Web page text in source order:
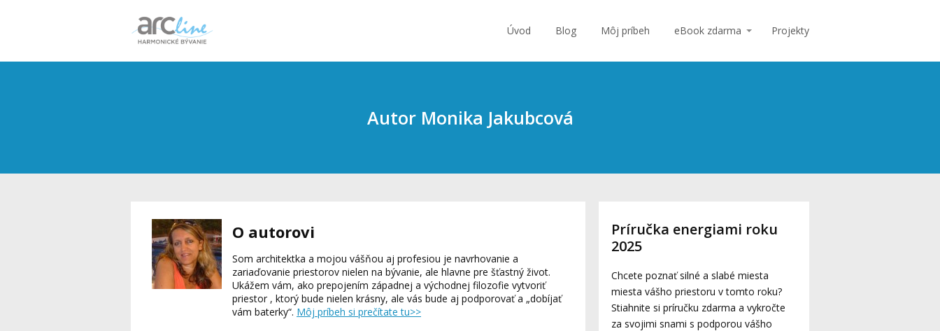
Úvod Blog Môj príbeh eBook zdarma Projekty
Autor Monika Jakubcová
O autorovi
Som architektka a mojou vášňou aj profesiou je navrhovanie a
zariaďovanie priestorov nielen na bývanie, ale hlavne pre šťastný život.
Ukážem vám, ako prepojením západnej a východnej filozofie vytvoriť
priestor , ktorý bude nielen krásny, ale vás bude aj podporovať a „dobíjať
vám baterky“. Môj príbeh si prečítate tu>>
Príručka energiami roku
2025
Chcete poznať silné a slabé miesta
miesta vášho priestoru v tomto roku?
Stiahnite si príručku zdarma a vykročte
za svojimi snami s podporou vášho